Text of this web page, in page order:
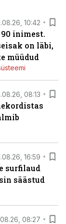
10:42
inimest.
on läbi,
müüdud
08:13
16:59
surfilaud
säästud
08:27